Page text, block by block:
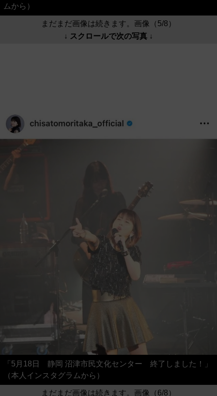
ムから）
まだまだ画像は続きます。画像（5/8）
↓ スクロールで次の写真 ↓
「5月18日 静岡 沼津市民文化センター 終了しました！」
（本人インスタグラムから）
まだまだ画像は続きます。画像（6/8）